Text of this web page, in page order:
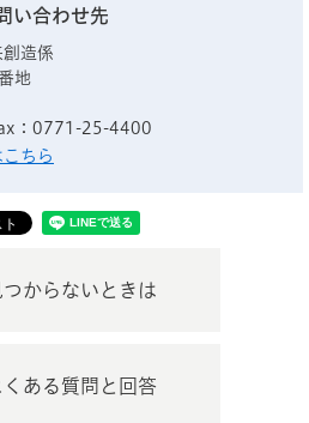
い合わせ先
造係
地
：0771-25-4400
ちら
つからないときは
くある質問と回答